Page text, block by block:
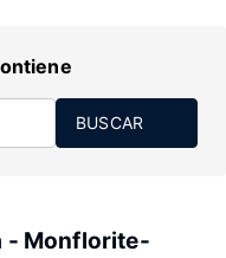
BUSCAR
- Monflorite-